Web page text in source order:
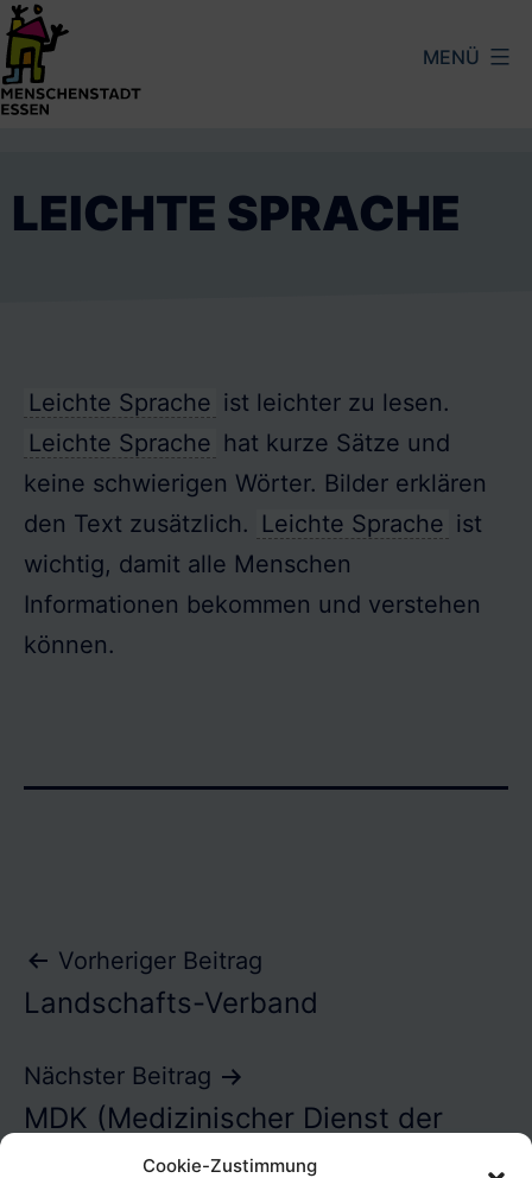
Cookie-Zustimmung
Zum
Inhalt
springen
MENÜ
LEICHTE SPRACHE
Leichte Sprache ist leichter zu lesen.
Leichte Sprache hat kurze Sätze und
keine schwierigen Wörter. Bilder erklären
den Text zusätzlich. Leichte Sprache ist
wichtig, damit alle Menschen
Informationen bekommen und verstehen
können.
Beitragsnavigation
Vorheriger Beitrag
Landschafts-Verband
Nächster Beitrag
MDK (Medizinischer Dienst der
Kranken-Versicherungen)